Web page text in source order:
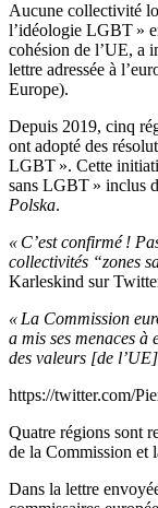
Aucune collectivité
l’idéologie LGBT »
cohésion de l’UE, a
lettre adressée à
Europe).
Depuis 2019, cinq
ont adopté des
LGBT ». Cette
sans LGBT » inclus
Polska.
« C’est confirmé !
collectivités “zones
Karleskind sur
« La Commission
a mis ses menaces à
des valeurs [de
https://twitter.com/
Quatre régions sont
de la Commission et
Dans la lettre